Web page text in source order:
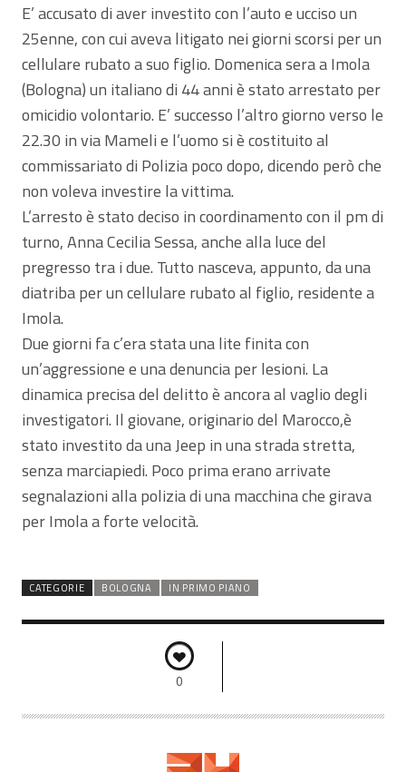
E’ accusato di aver investito con l’auto e ucciso un
25enne, con cui aveva litigato nei giorni scorsi per un
cellulare rubato a suo figlio. Domenica sera a Imola
(Bologna) un italiano di 44 anni è stato arrestato per
omicidio volontario. E’ successo l’altro giorno verso le
22.30 in via Mameli e l’uomo si è costituito al
commissariato di Polizia poco dopo, dicendo però che
non voleva investire la vittima.
L’arresto è stato deciso in coordinamento con il pm di
turno, Anna Cecilia Sessa, anche alla luce del
pregresso tra i due. Tutto nasceva, appunto, da una
diatriba per un cellulare rubato al figlio, residente a
Imola.
Due giorni fa c’era stata una lite finita con
un’aggressione e una denuncia per lesioni. La
dinamica precisa del delitto è ancora al vaglio degli
investigatori. Il giovane, originario del Marocco,è
stato investito da una Jeep in una strada stretta,
senza marciapiedi. Poco prima erano arrivate
segnalazioni alla polizia di una macchina che girava
per Imola a forte velocità.
CATEGORIE BOLOGNA IN PRIMO PIANO
0